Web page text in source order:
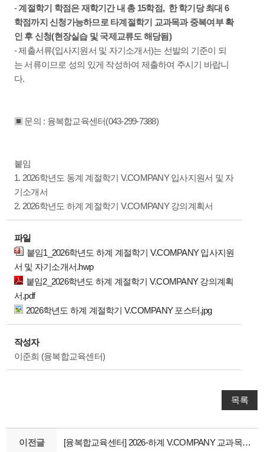
-계절학기 학점은 재학기간 내 총 15학점, 한 학기당 최대 6
학점까지 신청가능하므로 타계절학기 교과목과 중복여부 확
인 후 신청(현장실습 및 국제교류도 해당됨)
- 제출서류(입사지원서 및 자기소개서)는 선발의 기준이 되
는 서류이므로 성의 있게 작성하여 제출하여 주시기 바랍니
다.
▣ 문의 : 융복합교육센터(043-299-7388)
붙임
1. 2026학년도 동계 계절학기 V.COMPANY 입사지원서 및 자
기소개서
2. 2026학년도 하계 계절학기 V.COMPANY 강의계획서
파일
붙임1_2026학년도 하계 계절학기 V.COMPANY 입사지원
서 및 자기소개서.hwp
붙임2_2026학년도 하계 계절학기 V.COMPANY 강의계획
서.pdf
2026학년도 하계 계절학기 V.COMPANY 포스터.jpg
작성자
이준희 (융복합교육센터)
목록
이전글 [융복합교육센터] 2026-하계 V.COMPANY 교과목 최종 수강자 발표 안내